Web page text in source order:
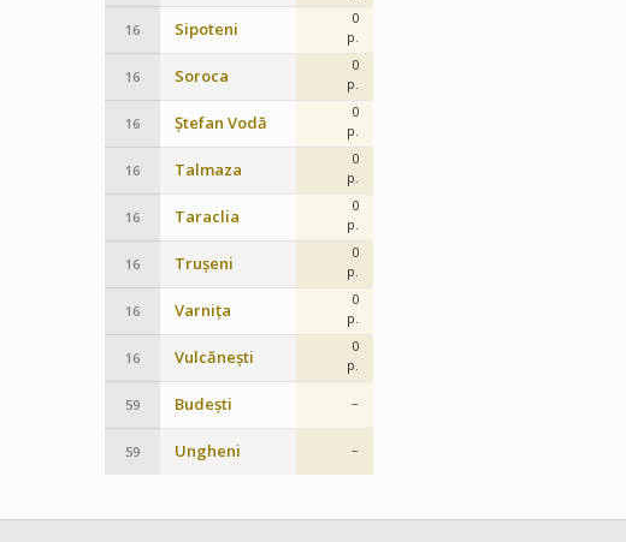
16 Sipoteni
0
p.
16 Soroca
0
p.
16 Ștefan Vodă
0
p.
16 Talmaza
0
p.
16 Taraclia
0
p.
16 Trușeni
0
p.
16 Varnița
0
p.
16 Vulcănești
0
p.
59 Budești –
59 Ungheni –